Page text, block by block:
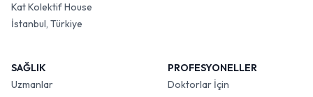
Kat Kolektif House
İstanbul, Türkiye
SAĞLIK
Uzmanlar
PROFESYONELLER
Doktorlar İçin